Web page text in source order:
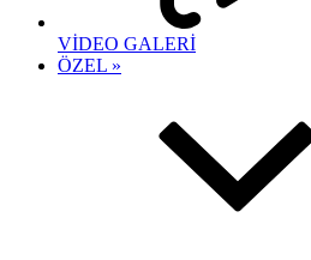
VİDEO GALERİ
ÖZEL »